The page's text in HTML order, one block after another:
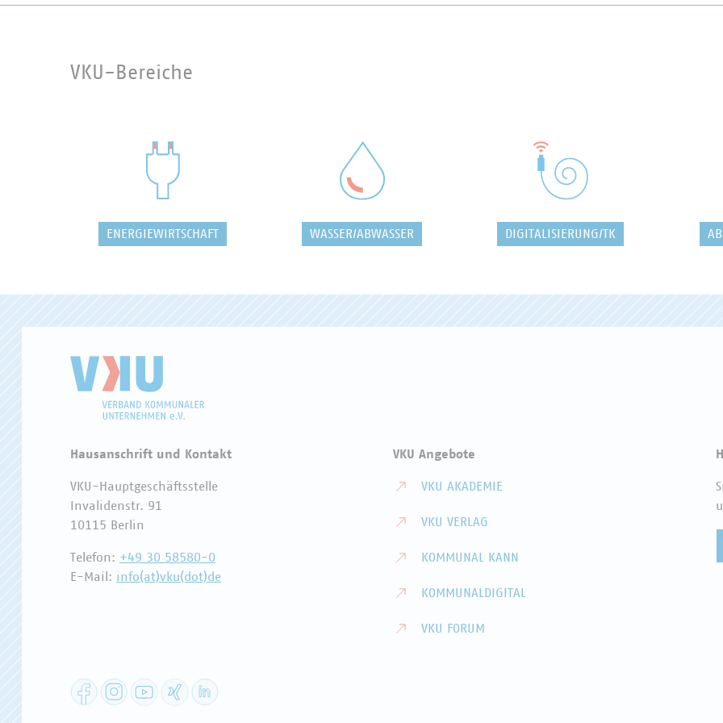
VKU-Bereiche
ENERGIEWIRTSCHAFT WASSER/ABWASSER DIGITALISIERUNG/TK
Hausanschrift und Kontakt
VKU-Hauptgeschäftsstelle
Invalidenstr. 91
10115 Berlin
Telefon: +49 30 58580-0
E-Mail: info(at)vku(dot)de
VKU Angebote
VKU AKADEMIE
VKU VERLAG
KOMMUNAL KANN
KOMMUNALDIGITAL
VKU FORUM
FacebookInstagramYouTube XING